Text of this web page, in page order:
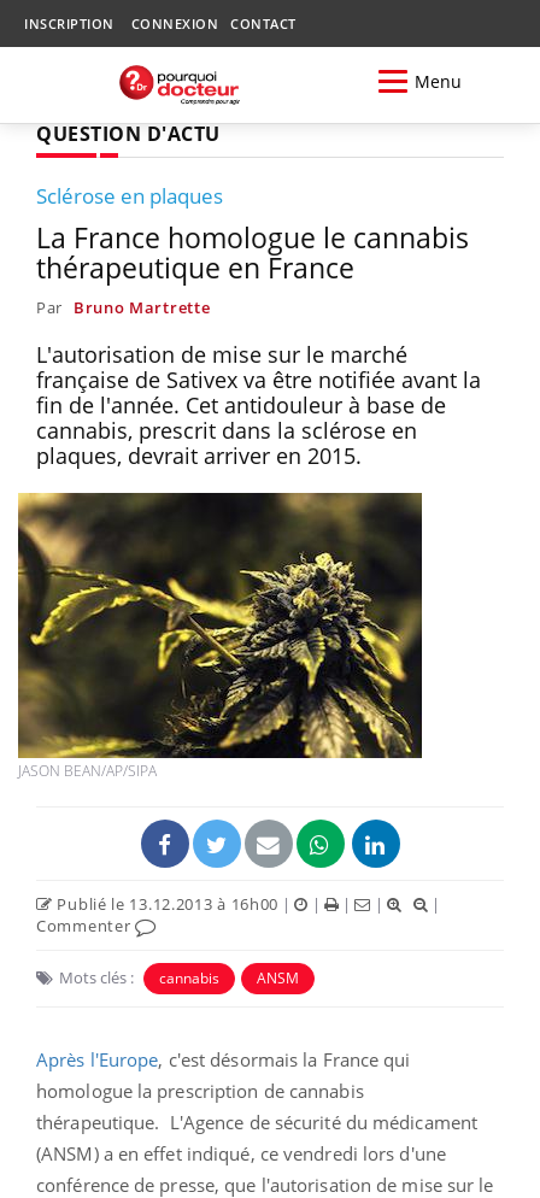
INSCRIPTION CONNEXION CONTACT
Menu
QUESTION D'ACTU
Sclérose en plaques
La France homologue le cannabis
thérapeutique en France
Par Bruno Martrette
L'autorisation de mise sur le marché
française de Sativex va être notifiée avant la
fin de l'année. Cet antidouleur à base de
cannabis, prescrit dans la sclérose en
plaques, devrait arriver en 2015.
JASON BEAN/AP/SIPA
Publié le 13.12.2013 à 16h00 | | | |
|
Commenter
Mots clés : cannabis ANSM
Après l'Europe, c'est désormais la France qui
homologue la prescription de cannabis
thérapeutique. L'Agence de sécurité du médicament
(ANSM) a en effet indiqué, ce vendredi lors d'une
conférence de presse, que l'autorisation de mise sur le